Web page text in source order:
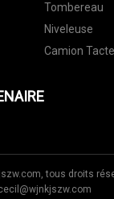
Tombereau
Niveleuse
Camion
tous droits